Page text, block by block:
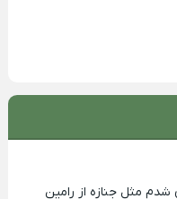
مثل جنازه از رامین